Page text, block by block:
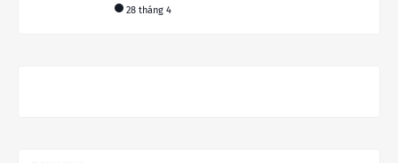
28 tháng 4